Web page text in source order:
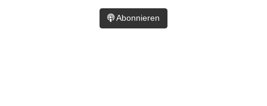
Abonnieren